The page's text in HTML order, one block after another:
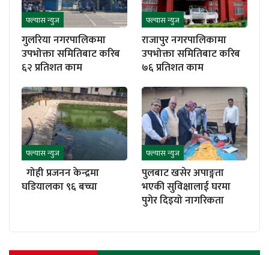
फ्ल्यास न्युज
गुलरिया नगरपालिकमा
उपभोक्ता समितिबाट करिब
६२ प्रतिशत काम
फ्ल्यास न्युज
राजापुर नगरपालिकामा
उपभोक्ता समितिबाट करिब
७६ प्रतिशत काम
फ्ल्यास न्युज
गोही प्रजनन केन्द्रमा
घडियालका ९६ बच्चा
फ्ल्यास न्युज
पुलबाट खसेर अपाङ्गता
भएकी सुविक्षालाई घरमा
पुगेर दिइयो नागरिकता